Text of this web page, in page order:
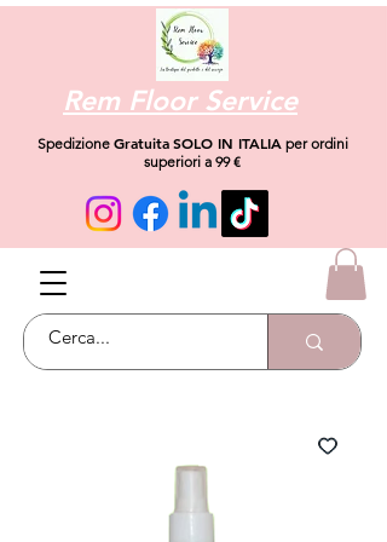
Rem Floor Service
Spedizione Gratuita SOLO IN ITALIAper ordini
superiori a 99 €